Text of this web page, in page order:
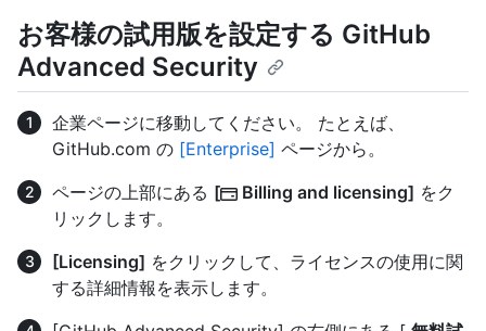
お客様の試用版を設定する GitHub
Advanced Security
企業ページに移動してください。 たとえば、
GitHub.com の [Enterprise] ページから。
ページの上部にある [ Billing and licensing] をク
リックします。
[Licensing] をクリックして、ライセンスの使用に関
する詳細情報を表示します。